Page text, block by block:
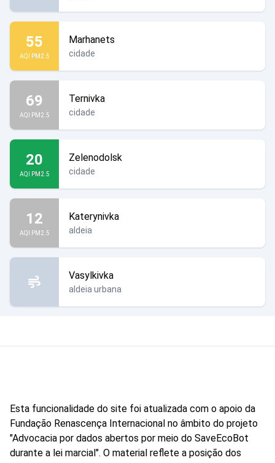
55
AQI PM2.5
Marhanets
cidade
69
AQI PM2.5
Ternivka
cidade
20
AQI PM2.5
Zelenodolsk
cidade
12
AQI PM2.5
Katerynivka
aldeia
Vasylkivka
aldeia urbana
Esta funcionalidade do site foi atualizada com o apoio da
Fundação Renascença Internacional no âmbito do projeto
"Advocacia por dados abertos por meio do SaveEcoBot
durante a lei marcial". O material reflete a posição dos